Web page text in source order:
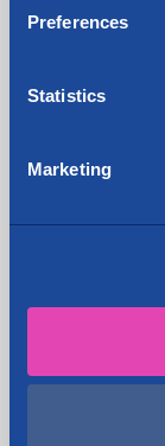
Preferences
Statistics
Marketing
toimipistettä
Suomea:
Kerava,